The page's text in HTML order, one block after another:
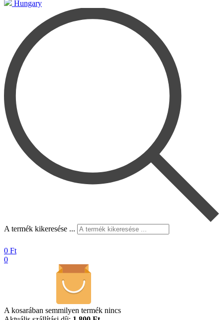
Hungary
A termék kikeresése ...
0 Ft
0
A kosarában semmilyen termék nincs